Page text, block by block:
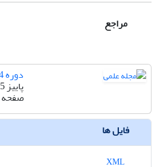
مراجع
دوره 14، شماره 3
پاییز 1395
صفحه
فایل ها